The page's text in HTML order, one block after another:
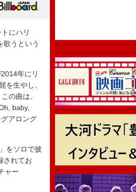
にハリ
歌うという
年にリ
を生やし、
の曲は、
baby,
アロング
をソロで披
されてお
ャー